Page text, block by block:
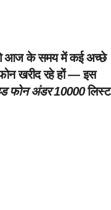
आज के समय में कई अच्छे
खरीद रहे हों — इस
फोन अंडर 10000लिस्ट